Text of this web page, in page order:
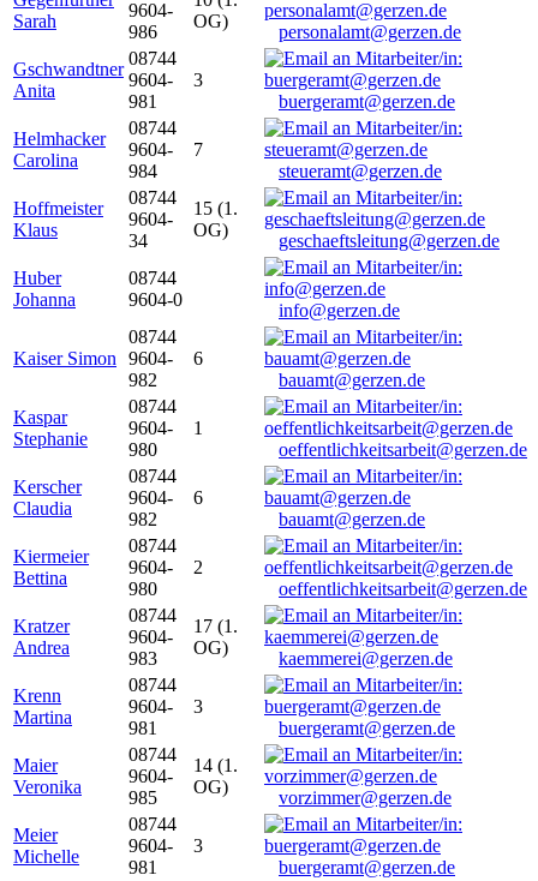
Sarah
9604-
986
OG)
personalamt@gerzen.de
Gschwandtner
Anita
08744
9604-
981
3
buergeramt@gerzen.de
Helmhacker
Carolina
08744
9604-
984
7
steueramt@gerzen.de
Hoffmeister
Klaus
08744
9604-
34
15 (1.
OG)
geschaeftsleitung@gerzen.de
Huber
Johanna
08744
9604-0
info@gerzen.de
Kaiser Simon
08744
9604-
982
6
bauamt@gerzen.de
Kaspar
Stephanie
08744
9604-
980
1
oeffentlichkeitsarbeit@gerzen.de
Kerscher
Claudia
08744
9604-
982
6
bauamt@gerzen.de
Kiermeier
Bettina
08744
9604-
980
2
oeffentlichkeitsarbeit@gerzen.de
Kratzer
Andrea
08744
9604-
983
17 (1.
OG)
kaemmerei@gerzen.de
Krenn
Martina
08744
9604-
981
3
buergeramt@gerzen.de
Maier
Veronika
08744
9604-
985
14 (1.
OG)
vorzimmer@gerzen.de
Meier
Michelle
08744
9604-
981
3
buergeramt@gerzen.de